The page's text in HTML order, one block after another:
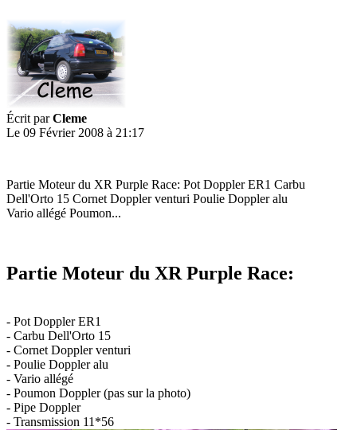
Écrit parCleme
Le 09 Février 2008 à 21:17
Partie Moteur du XR Purple Race: Pot Doppler ER1 Carbu
Dell'Orto 15 Cornet Doppler venturi Poulie Doppler alu
Vario allégé Poumon...
Partie Moteur du XR Purple Race:
- Pot Doppler ER1
- Carbu Dell'Orto 15
- Cornet Doppler venturi
- Poulie Doppler alu
- Vario allégé
- Poumon Doppler (pas sur la photo)
- Pipe Doppler
- Transmission 11*56